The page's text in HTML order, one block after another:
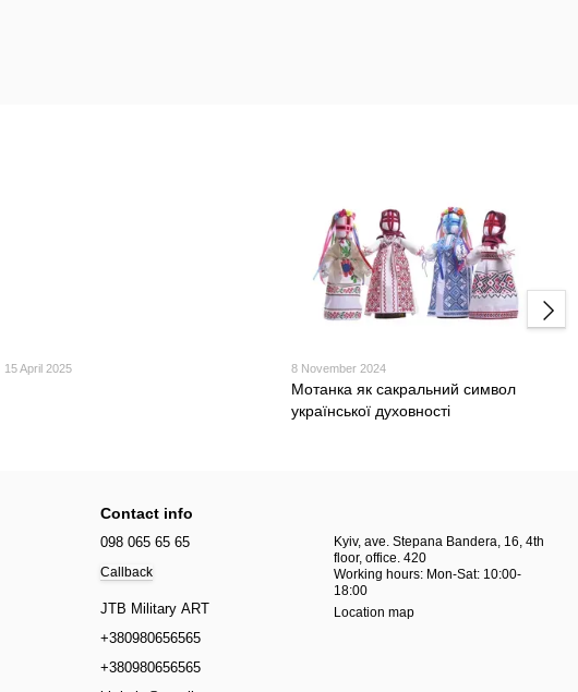
15 April 2025 8 November 2024
Мотанка як сакральний символ
української духовності
Contact info
098 065 65 65
Callback
JTB Military ART
+380980656565
+380980656565
Kyiv, ave. Stepana Bandera, 16, 4th
floor, office. 420
Working hours: Mon-Sat: 10:00-
18:00
Location map